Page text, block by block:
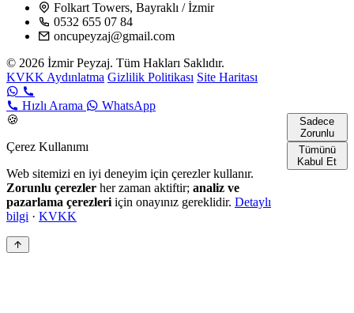
Folkart Towers, Bayraklı / İzmir
0532 655 07 84
oncupeyzaj@gmail.com
© 2026 İzmir Peyzaj. Tüm Hakları Saklıdır.
KVKK Aydınlatma Gizlilik Politikası Site Haritası
Hızlı Arama
WhatsApp
🍪
Çerez Kullanımı
Web sitemizi en iyi deneyim için çerezler kullanır.
Zorunlu çerezler her zaman aktiftir; analiz ve
pazarlama çerezleri için onayınız gereklidir. Detaylı
bilgi · KVKK
Sadece
Zorunlu
Tümünü
Kabul Et